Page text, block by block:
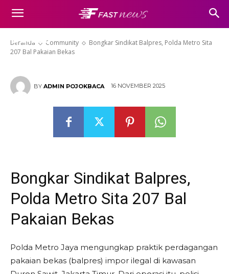
Beranda Community
Bongkar Sindikat Balpres, Polda Metro Sita
207 Bal Pakaian Bekas
Bongkar Sindikat Balpres, Polda
Metro Sita 207 Bal Pakaian
Bekas
BY ADMIN POJOKBACA 16 NOVEMBER 2025
Bongkar Sindikat Balpres,
Polda Metro Sita 207 Bal
Pakaian Bekas
Polda Metro Jaya mengungkap praktik perdagangan
pakaian bekas (balpres) impor ilegal di kawasan